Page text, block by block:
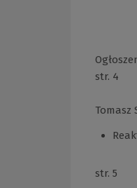
str. 4
Tomasz
str. 5